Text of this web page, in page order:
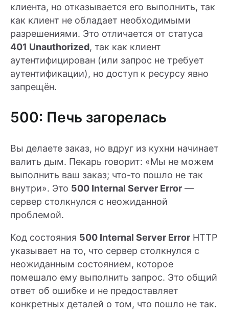
клиента, но отказывается его выполнить, так
как клиент не обладает необходимыми
разрешениями. Это отличается от статуса
401 Unauthorized, так как клиент
аутентифицирован (или запрос не требует
аутентификации), но доступ к ресурсу явно
запрещён.
500: Печь загорелась
Вы делаете заказ, но вдруг из кухни начинает
валить дым. Пекарь говорит: «Мы не можем
выполнить ваш заказ; что-то пошло не так
внутри». Это 500 Internal Server Error —
сервер столкнулся с неожиданной
проблемой.
Код состояния 500 Internal Server Error HTTP
указывает на то, что сервер столкнулся с
неожиданным состоянием, которое
помешало ему выполнить запрос. Это общий
ответ об ошибке и не предоставляет
конкретных деталей о том, что пошло не так.